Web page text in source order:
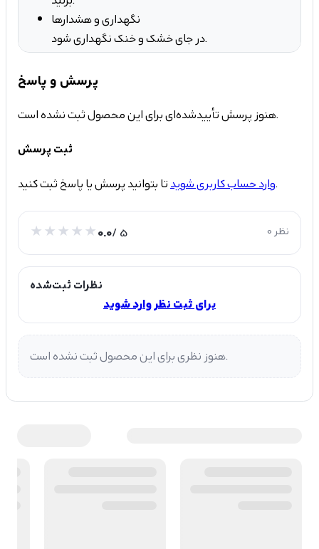
نگهداری و هشدارها
در جای خشک و خنک نگهداری شود.
پرسش و پاسخ
هنوز پرسش تأییدشده‌ای برای این محصول ثبت نشده است.
ثبت پرسش
وارد حساب کاربری شویدتا بتوانید پرسش یا پاسخ ثبت کنید.
0.0/ 5 0 نظر
نظرات ثبت‌شده
برای ثبت نظر وارد شوید
هنوز نظری برای این محصول ثبت نشده است.